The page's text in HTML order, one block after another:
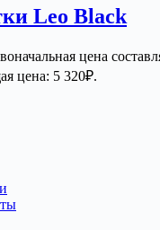
Leo Black
цена
цена: 5 320₽.